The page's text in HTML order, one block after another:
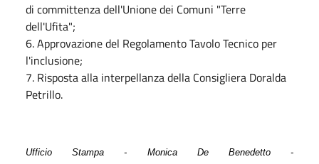
di committenza dell'Unione dei Comuni "Terre
dell'Ufita";
6. Approvazione del Regolamento Tavolo Tecnico per
l'inclusione;
7. Risposta alla interpellanza della Consigliera Doralda
Petrillo.
Ufficio Stampa - Monica De Benedetto -